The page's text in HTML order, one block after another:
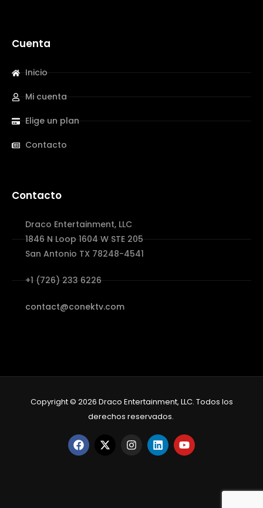
Cuenta
Inicio
Mi cuenta
Elige un plan
Contacto
Contacto
Draco Entertainment, LLC
1846 N Loop 1604 W STE 205
San Antonio TX 78248-4541
+1 (726) 233 6226
contact@conektv.com
Copyright © 2026 Draco Entertainment, LLC. Todos los
derechos reservados.